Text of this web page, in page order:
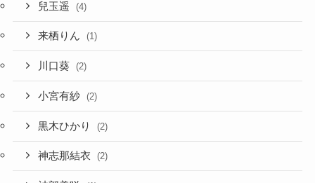
兒玉遥 (4)
来栖りん (1)
川口葵 (2)
小宮有紗 (2)
黒木ひかり (2)
神志那結衣 (2)